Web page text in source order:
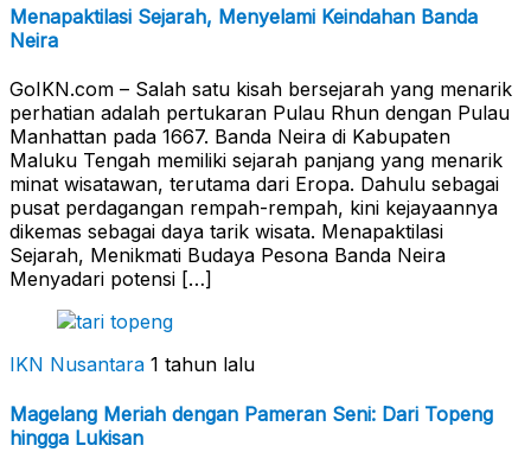
Menapaktilasi Sejarah, Menyelami Keindahan Banda
Neira
GoIKN.com – Salah satu kisah bersejarah yang menarik
perhatian adalah pertukaran Pulau Rhun dengan Pulau
Manhattan pada 1667. Banda Neira di Kabupaten
Maluku Tengah memiliki sejarah panjang yang menarik
minat wisatawan, terutama dari Eropa. Dahulu sebagai
pusat perdagangan rempah-rempah, kini kejayaannya
dikemas sebagai daya tarik wisata. Menapaktilasi
Sejarah, Menikmati Budaya Pesona Banda Neira
Menyadari potensi […]
IKN Nusantara 1 tahun lalu
Magelang Meriah dengan Pameran Seni: Dari Topeng
hingga Lukisan